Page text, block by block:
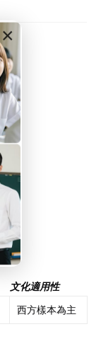
×
文化適用性
西方樣本為主